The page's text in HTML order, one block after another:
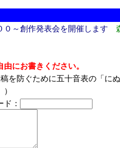
０～創作発表会を開催します
にお書きください。
稿を防ぐために五十音表の「に
：